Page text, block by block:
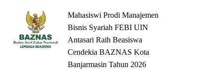
Mahasiswi Prodi Manajemen
Bisnis Syariah FEBI UIN
Antasari Raih Beasiswa
Cendekia BAZNAS Kota
Banjarmasin Tahun 2026